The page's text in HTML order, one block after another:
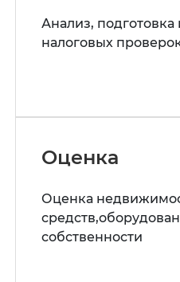
Анализ,
налоговых
Оценка
Оценка
собственности